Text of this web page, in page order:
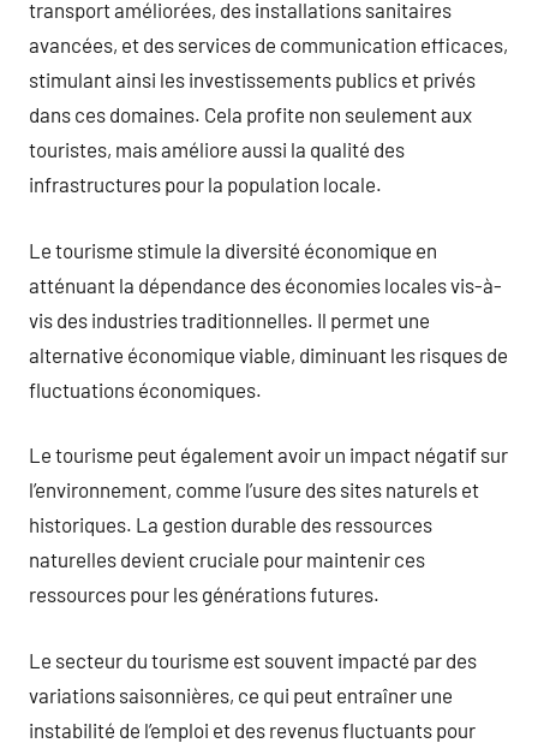
transport améliorées, des installations sanitaires
avancées, et des services de communication efficaces,
stimulant ainsi les investissements publics et privés
dans ces domaines. Cela profite non seulement aux
touristes, mais améliore aussi la qualité des
infrastructures pour la population locale.
Le tourisme stimule la diversité économique en
atténuant la dépendance des économies locales vis-à-
vis des industries traditionnelles. Il permet une
alternative économique viable, diminuant les risques de
fluctuations économiques.
Le tourisme peut également avoir un impact négatif sur
l’environnement, comme l’usure des sites naturels et
historiques. La gestion durable des ressources
naturelles devient cruciale pour maintenir ces
ressources pour les générations futures.
Le secteur du tourisme est souvent impacté par des
variations saisonnières, ce qui peut entraîner une
instabilité de l’emploi et des revenus fluctuants pour